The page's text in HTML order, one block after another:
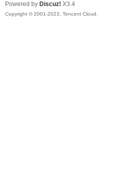
Powered by Discuz! X3.4
Copyright © 2001-2023, Tencent Cloud.